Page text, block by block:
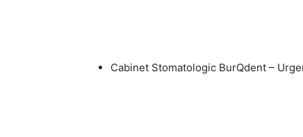
Cabinet Stomatologic BurQdent –